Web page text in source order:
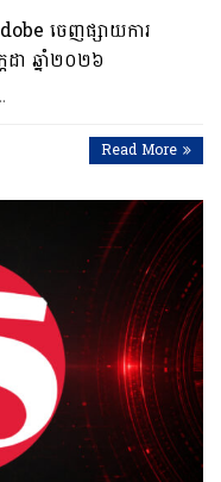
ចេញផ្សាយការ
ដា ឆ្នាំ២០២៦
Read More